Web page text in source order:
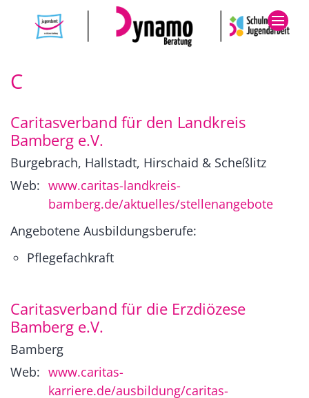
Zum Inhalt springen
C
Caritasverband für den Landkreis
Bamberg e.V.
Burgebrach, Hallstadt, Hirschaid & Scheßlitz
Web: www.caritas-landkreis-
bamberg.de/aktuelles/stellenangebote
Angebotene Ausbildungsberufe:
Pflegefachkraft
Caritasverband für die Erzdiözese
Bamberg e.V.
Bamberg
Web: www.caritas-
karriere.de/ausbildung/caritas-